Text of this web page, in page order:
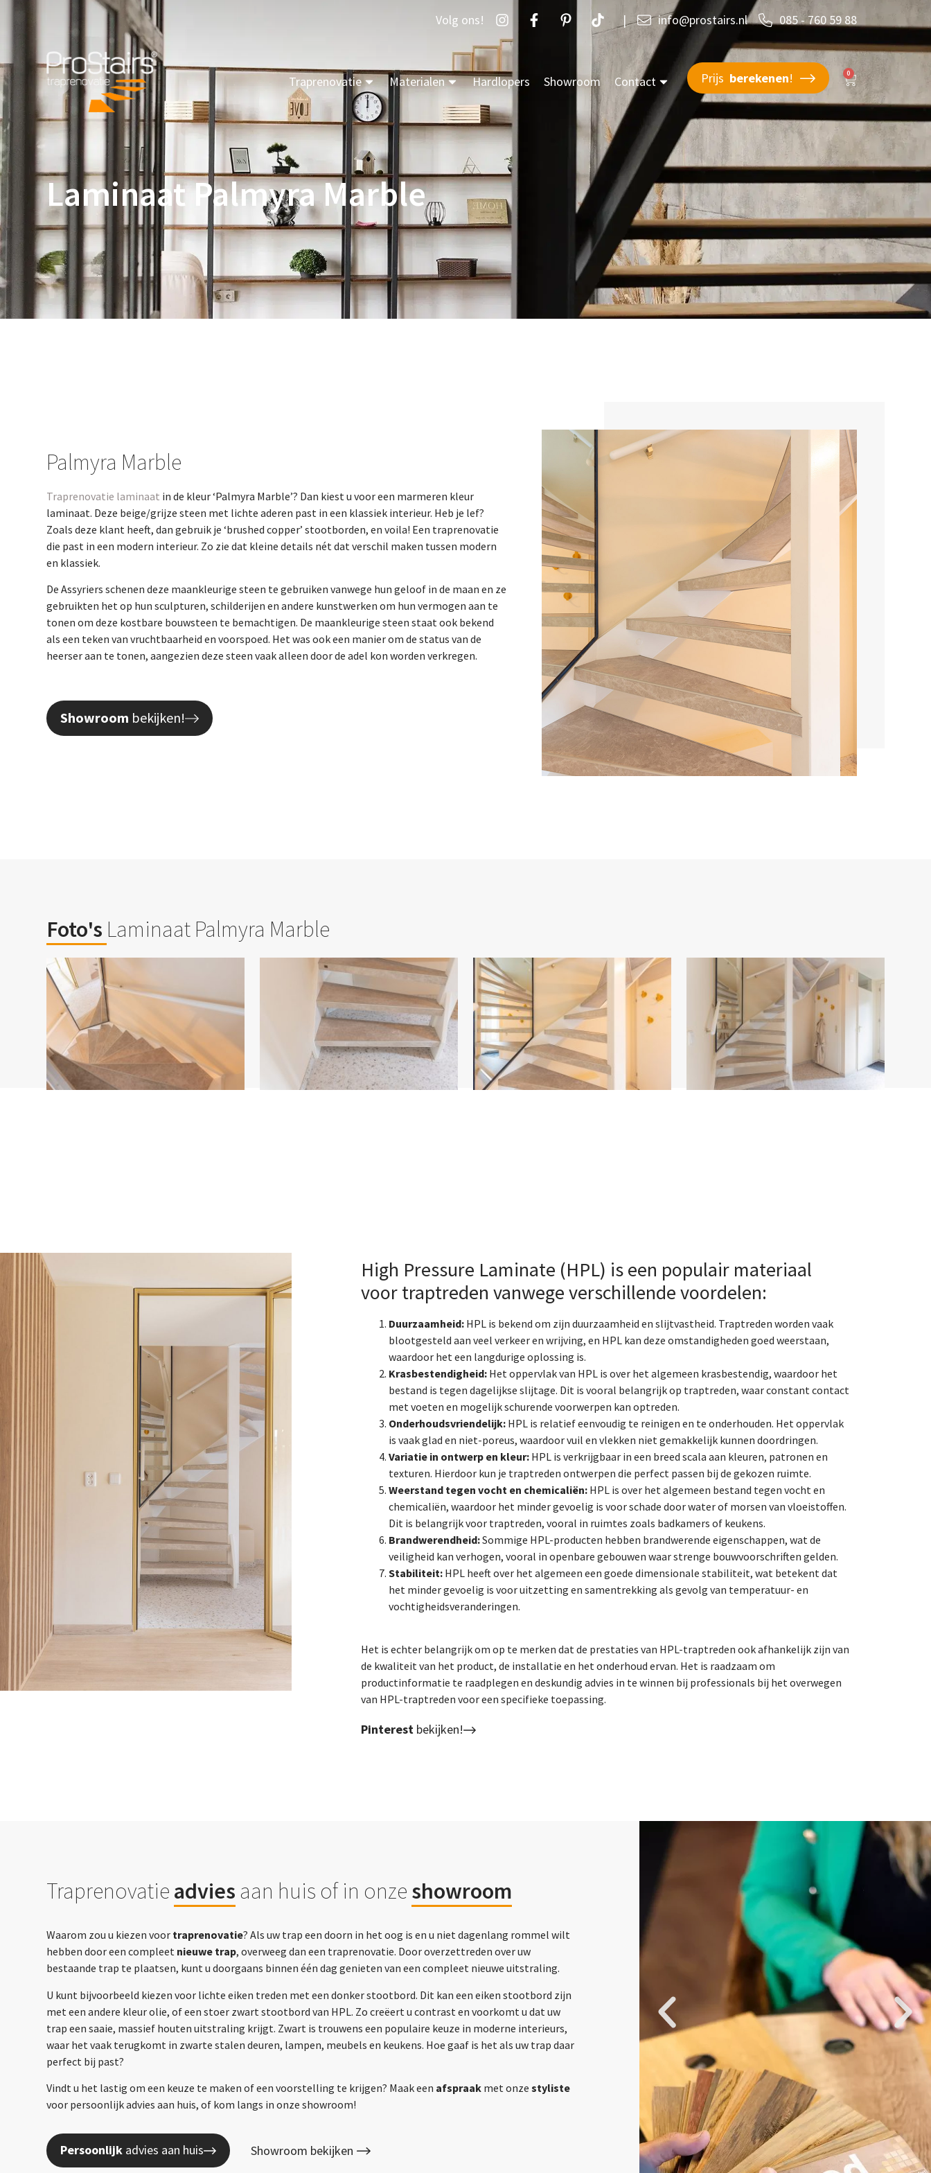
Volg ons! | info@prostairs.nl 085 - 760 59 88
Traprenovatie Materialen Hardlopers Showroom Contact Prijs berekenen! 0
Laminaat Palmyra Marble
Palmyra Marble
Traprenovatie laminaat in de kleur ‘Palmyra Marble’? Dan kiest u voor een marmeren kleur
laminaat. Deze beige/grijze steen met lichte aderen past in een klassiek interieur. Heb je lef?
Zoals deze klant heeft, dan gebruik je ‘brushed copper’ stootborden, en voila! Een traprenovatie
die past in een modern interieur. Zo zie dat kleine details nét dat verschil maken tussen modern
en klassiek.
De Assyriers schenen deze maankleurige steen te gebruiken vanwege hun geloof in de maan en ze
gebruikten het op hun sculpturen, schilderijen en andere kunstwerken om hun vermogen aan te
tonen om deze kostbare bouwsteen te bemachtigen. De maankleurige steen staat ook bekend
als een teken van vruchtbaarheid en voorspoed. Het was ook een manier om de status van de
heerser aan te tonen, aangezien deze steen vaak alleen door de adel kon worden verkregen.
Showroom bekijken!
Foto's Laminaat Palmyra Marble
High Pressure Laminate (HPL) is een populair materiaal
voor traptreden vanwege verschillende voordelen:
Duurzaamheid: HPL is bekend om zijn duurzaamheid en slijtvastheid. Traptreden worden vaak
blootgesteld aan veel verkeer en wrijving, en HPL kan deze omstandigheden goed weerstaan,
waardoor het een langdurige oplossing is.
Krasbestendigheid: Het oppervlak van HPL is over het algemeen krasbestendig, waardoor het
bestand is tegen dagelijkse slijtage. Dit is vooral belangrijk op traptreden, waar constant contact
met voeten en mogelijk schurende voorwerpen kan optreden.
Onderhoudsvriendelijk: HPL is relatief eenvoudig te reinigen en te onderhouden. Het oppervlak
is vaak glad en niet-poreus, waardoor vuil en vlekken niet gemakkelijk kunnen doordringen.
Variatie in ontwerp en kleur: HPL is verkrijgbaar in een breed scala aan kleuren, patronen en
texturen. Hierdoor kun je traptreden ontwerpen die perfect passen bij de gekozen ruimte.
Weerstand tegen vocht en chemicaliën: HPL is over het algemeen bestand tegen vocht en
chemicaliën, waardoor het minder gevoelig is voor schade door water of morsen van vloeistoffen.
Dit is belangrijk voor traptreden, vooral in ruimtes zoals badkamers of keukens.
Brandwerendheid:Sommige HPL-producten hebben brandwerende eigenschappen, wat de
veiligheid kan verhogen, vooral in openbare gebouwen waar strenge bouwvoorschriften gelden.
Stabiliteit: HPL heeft over het algemeen een goede dimensionale stabiliteit, wat betekent dat
het minder gevoelig is voor uitzetting en samentrekking als gevolg van temperatuur- en
vochtigheidsveranderingen.
Het is echter belangrijk om op te merken dat de prestaties van HPL-traptreden ook afhankelijk zijn van
de kwaliteit van het product, de installatie en het onderhoud ervan. Het is raadzaam om
productinformatie te raadplegen en deskundig advies in te winnen bij professionals bij het overwegen
van HPL-traptreden voor een specifieke toepassing.
Pinterest bekijken!
Traprenovatie advies aan huis of in onze showroom
Waarom zou u kiezen voor traprenovatie? Als uw trap een doorn in het oog is en u niet dagenlang rommel wilt
hebben door een compleet nieuwe trap, overweeg dan een traprenovatie. Door overzettreden over uw
bestaande trap te plaatsen, kunt u doorgaans binnen één dag genieten van een compleet nieuwe uitstraling.
U kunt bijvoorbeeld kiezen voor lichte eiken treden met een donker stootbord. Dit kan een eiken stootbord zijn
met een andere kleur olie, of een stoer zwart stootbord van HPL. Zo creëert u contrast en voorkomt u dat uw
trap een saaie, massief houten uitstraling krijgt. Zwart is trouwens een populaire keuze in moderne interieurs,
waar het vaak terugkomt in zwarte stalen deuren, lampen, meubels en keukens. Hoe gaaf is het als uw trap daar
perfect bij past?
Vindt u het lastig om een keuze te maken of een voorstelling te krijgen? Maak een afspraak met onzestyliste
voor persoonlijk advies aan huis, of kom langs in onze showroom!
Persoonlijk advies aan huis Showroom bekijken